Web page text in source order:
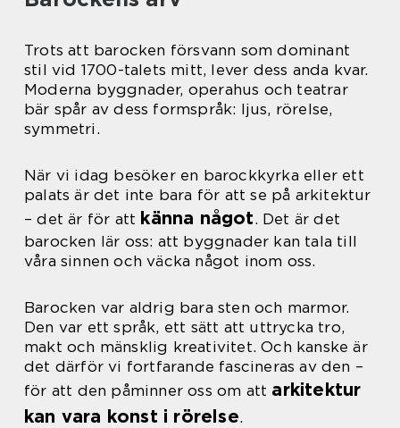
Trots att barocken försvann som dominant
stil vid 1700-talets mitt, lever dess anda kvar.
Moderna byggnader, operahus och teatrar
bär spår av dess formspråk: ljus, rörelse,
symmetri.
När vi idag besöker en barockkyrka eller ett
palats är det inte bara för att se på arkitektur
– det är för att känna något. Det är det
barocken lär oss: att byggnader kan tala till
våra sinnen och väcka något inom oss.
Barocken var aldrig bara sten och marmor.
Den var ett språk, ett sätt att uttrycka tro,
makt och mänsklig kreativitet. Och kanske är
det därför vi fortfarande fascineras av den –
för att den påminner oss om att arkitektur
kan vara konst i rörelse.